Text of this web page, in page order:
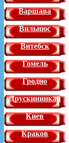
Варшава
Вильнюс
Витебск
Гомель
Гродно
Друскининкай
Киев
Краков